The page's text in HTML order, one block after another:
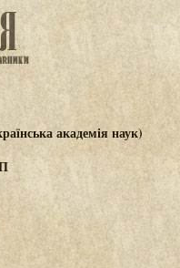
академія наук)